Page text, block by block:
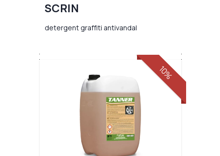
SCRIN
detergent graffiti antivandal
10%